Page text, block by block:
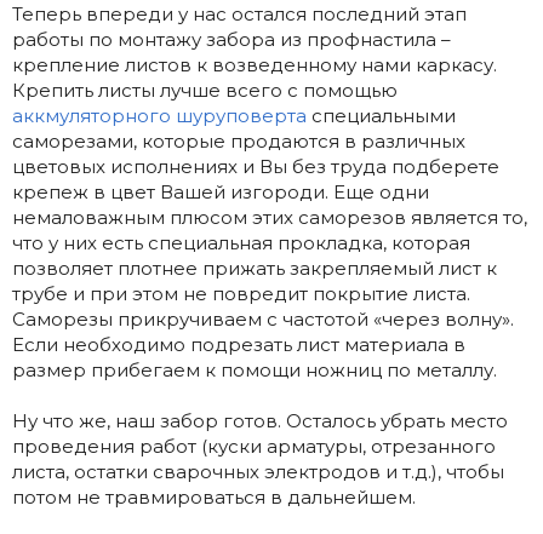
Теперь впереди у нас остался последний этап
работы по монтажу забора из профнастила –
крепление листов к возведенному нами каркасу.
Крепить листы лучше всего с помощью
аккмуляторного шуруповерта специальными
саморезами, которые продаются в различных
цветовых исполнениях и Вы без труда подберете
крепеж в цвет Вашей изгороди. Еще одни
немаловажным плюсом этих саморезов является то,
что у них есть специальная прокладка, которая
позволяет плотнее прижать закрепляемый лист к
трубе и при этом не повредит покрытие листа.
Саморезы прикручиваем с частотой «через волну».
Если необходимо подрезать лист материала в
размер прибегаем к помощи ножниц по металлу.
Ну что же, наш забор готов. Осталось убрать место
проведения работ (куски арматуры, отрезанного
листа, остатки сварочных электродов и т.д.), чтобы
потом не травмироваться в дальнейшем.